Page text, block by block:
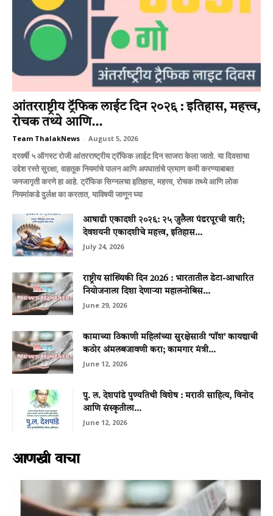
आंतरराष्ट्रीय ट्रॅफिक लाईट दिन २०२६ : इतिहास, महत्त्व,
रोचक तथ्ये आणि...
Team ThalakNews - August 5, 2026
दरवर्षी ५ ऑगस्ट रोजी आंतरराष्ट्रीय ट्रॅफिक लाईट दिन साजरा केला जातो. या दिवसाचा
उद्देश रस्ते सुरक्षा, वाहतूक नियमांचे पालन आणि अपघातांचे प्रमाण कमी करण्याबाबत
जनजागृती करणे हा आहे. ट्रॅफिक सिग्नलचा इतिहास, महत्त्व, रोचक तथ्ये आणि लोक
नियमांकडे दुर्लक्ष का करतात, याविषयी जाणून घ्या
आषाढी एकादशी २०२६: २५ जुलैला पंढरपूरची वारी;
देवशयनी एकादशीचे महत्त्व, इतिहास...
July 24, 2026
राष्ट्रीय सांख्यिकी दिन 2026 : भारतातील डेटा-आधारित
नियोजनाला दिशा देणाऱ्या महालनोबिस...
June 29, 2026
कामाच्या ठिकाणी महिलांच्या सुरक्षेसाठी ‘पॉश’ कायद्याची
कठोर अंमलबजावणी करा; कामगार मंत्री...
June 12, 2026
पु. ल. देशपांडे पुण्यतिथी विशेष : मराठी साहित्य, विनोद
आणि संस्कृतीला...
June 12, 2026
आणखी वाचा